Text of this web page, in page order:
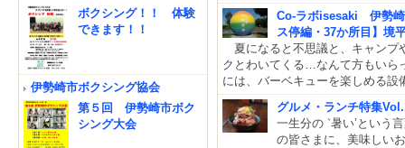
Co-ラボisesaki 伊勢崎
ス停編・37か所目】境
夏になると不思議と、キャンプ
クとわいてくる…なんて方もい
には、バーベキューを楽しめる設
グルメ・ランチ特集
一生分の ‵暑い’という
の皆さまに、美味しい
ボクシング！！ 体験
できます！！
伊勢崎市ボクシング協会
第５回 伊勢崎市ボク
シング大会